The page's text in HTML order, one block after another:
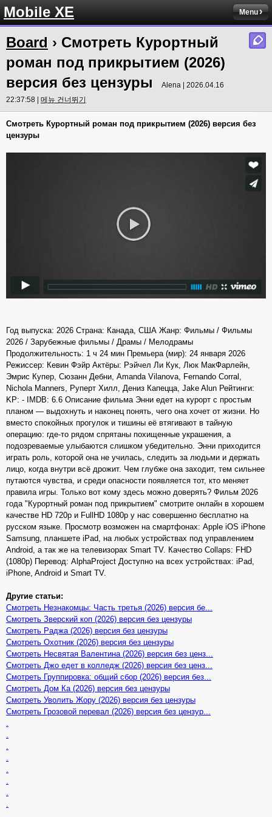
Mobile XE Menu
Board › Смотреть Курортный
роман под прикрытием (2026)
версия без цензуры
Alena | 2026.04.16
22:37:58 | 메뉴 건너뛰기
Смотреть Курортный роман под прикрытием (2026) версия без
цензуры
Год выпуска: 2026 Страна: Канада, США Жанр: Фильмы / Фильмы
2026 / Зарубежные фильмы / Драмы / Мелодрамы
Продолжительность: 1 ч 24 мин Премьера (мир): 24 января 2026
Режиссер: Кевин Фэйр Актёры: Рэйчел Ли Кук, Люк МакФарлейн,
Эмрис Купер, Сюзанн Дебни, Amanda Vilanova, Fernando Corral,
Nichola Manners, Руперт Хилл, Дениз Капецца, Jake Alun Рейтинги:
KP: - IMDB: 6.6 Описание фильма Энни едет на курорт с простым
планом — выдохнуть и наконец понять, чего она хочет от жизни. Но
вместо спокойных прогулок и тишины её втягивают в тайную
операцию: где-то рядом спрятаны похищенные украшения, а
подозреваемые улыбаются слишком убедительно. Энни приходится
играть роль, которой она не училась, следить за людьми и держать
лицо, когда внутри всё дрожит. Чем глубже она заходит, тем сильнее
путаются чувства, и среди опасности появляется тот, кто меняет
правила игры. Только вот кому здесь можно доверять? Фильм 2026
года "Курортный роман под прикрытием" смотрите онлайн в хорошем
качестве HD 720p и FullHD 1080p у нас совершенно бесплатно на
русском языке. Просмотр возможен на смартфонах: Apple iOS iPhone
Samsung, планшете iPad, на любых устройствах под управлением
Android, а так же на телевизорах Smart TV. Качество Collaps: FHD
(1080p) Перевод: AlphaProject Доступно на всех устройствах: iPad,
iPhone, Android и Smart TV.
Другие статьи:
Смотреть Незнакомцы: Часть третья (2026) версия бе...
Смотреть Зверский коп (2026) версия без цензуры
Смотреть Раджа (2026) версия без цензуры
Смотреть Охотник (2026) версия без цензуры
Смотреть Несвятая Валентина (2026) версия без ценз...
Смотреть Джо едет в колледж (2026) версия без ценз...
Смотреть Группировка: общий сбор (2026) версия без...
Смотреть Дом Ка (2026) версия без цензуры
Смотреть Уволить Жору (2026) версия без цензуры
Смотреть Грозовой перевал (2026) версия без цензур...
.
.
.
.
.
.
.
.